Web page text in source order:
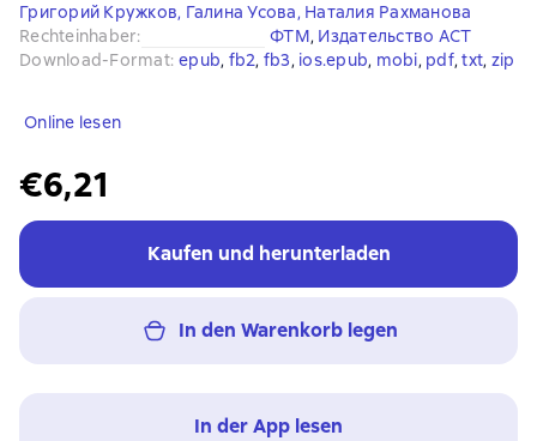
Григорий Кружков, Галина Усова, Наталия Рахманова
Rechteinhaber: ФТМ, Издательство АСТ
Download-Format: epub, fb2, fb3, ios.epub, mobi, pdf, txt, zip
Online lesen
€6,21
Kaufen und herunterladen
In den Warenkorb legen
In der App lesen